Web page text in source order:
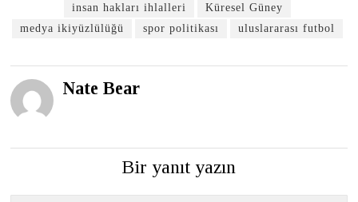
insan hakları ihlalleri
Küresel Güney
medya ikiyüzlülüğü
spor politikası uluslararası futbol
Nate Bear
Bir yanıt yazın